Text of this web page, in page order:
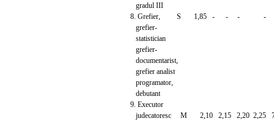
gradul III
8. Grefier, S 1,85 - - - -
grefier-
statistician
grefier-
documentarist,
grefier analist
programator,
debutant
9. Executor
judecatoresc M 2,10 2,15 2,20 2,25 7